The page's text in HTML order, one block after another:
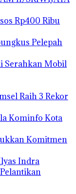
Rp400 Ribu
Pelepah
Serahkan Mobil
Raih 3 Rekor
Kominfo Kota
Komitmen
Indra